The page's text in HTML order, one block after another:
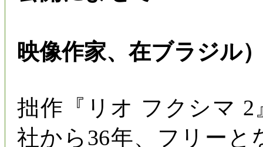
映像作家、在ブラジル
拙作『リオ フクシマ
社から36年、フリー